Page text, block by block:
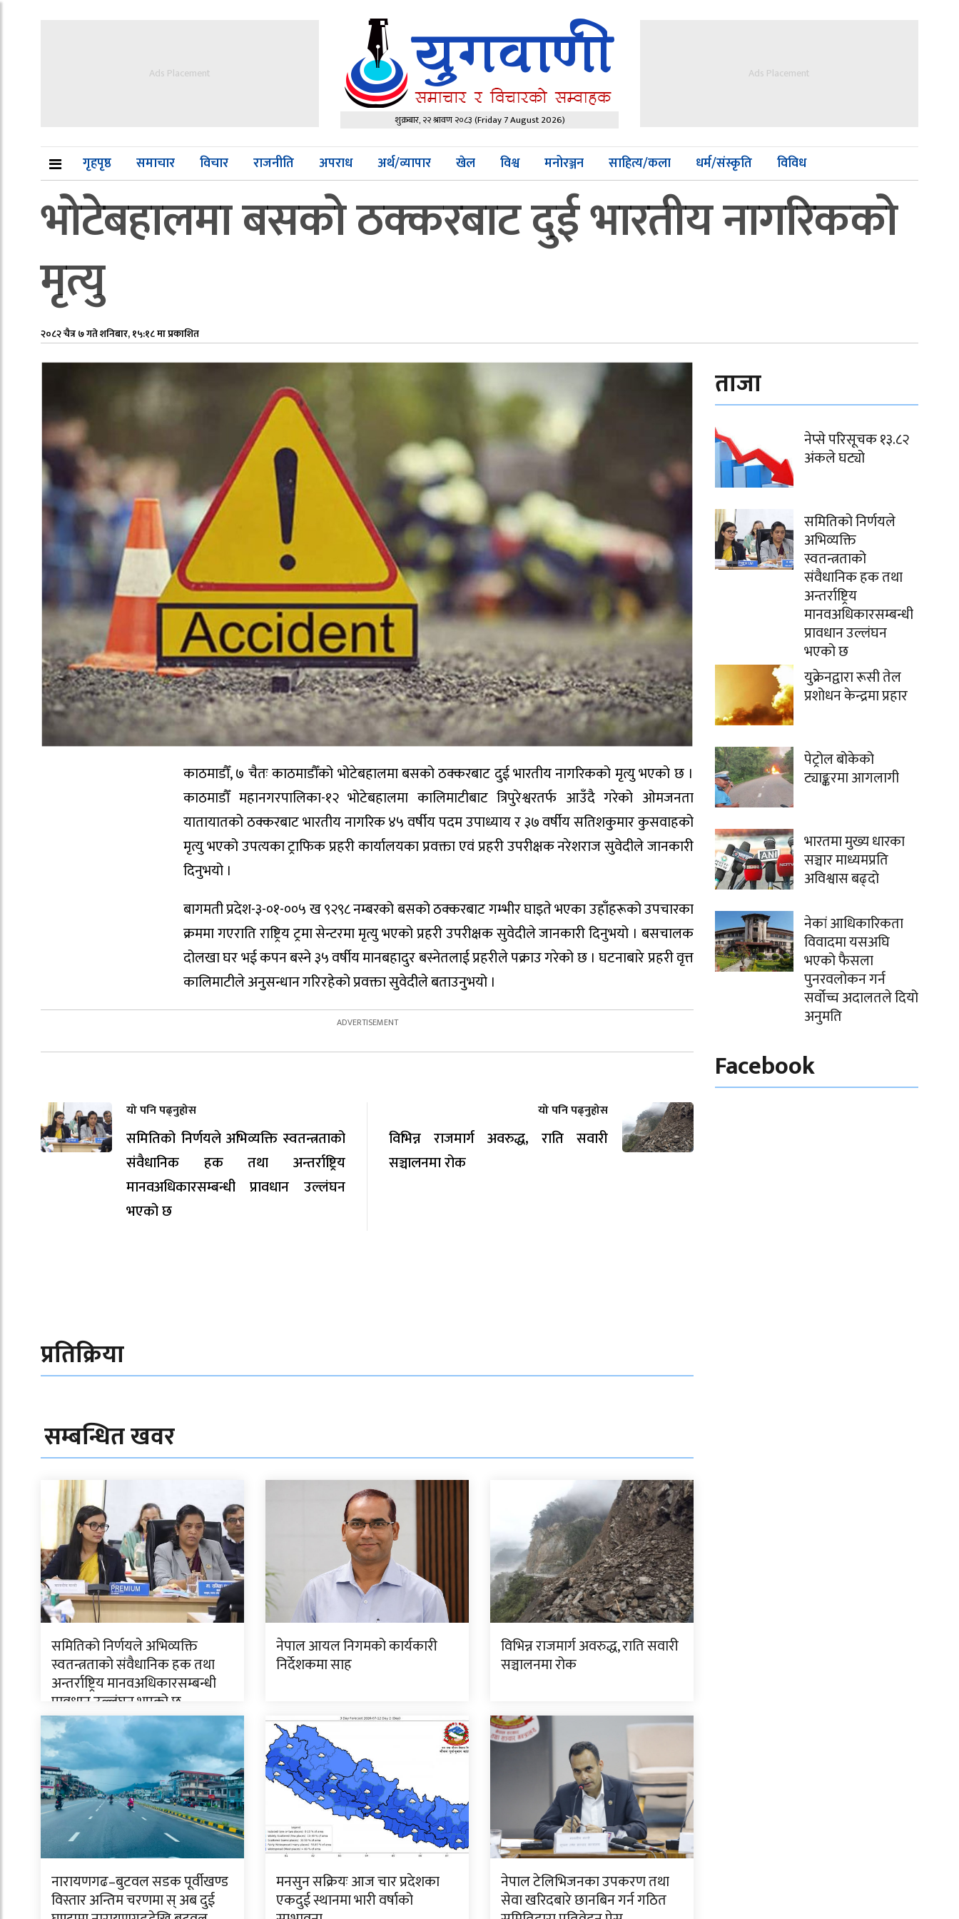
Ads Placement
शुक्रबार, २२ श्रावण २०८३(Friday 7 August 2026)
Ads Placement
गृहपृष्ठ समाचार विचार राजनीति अपराध अर्थ/व्यापार खेल विश्व मनोरञ्जन साहित्य/कला धर्म/संस्कृति विविध
भोटेबहालमा बसको ठक्करबाट दुई भारतीय नागरिकको
मृत्यु
२०८२ चैत्र ७ गते शनिबार, १५:१८ मा प्रकाशित
काठमाडौँ, ७ चैतः काठमाडौँको भोटेबहालमा बसको ठक्करबाट दुई भारतीय नागरिकको मृत्यु भएको छ ।
काठमाडौँ महानगरपालिका-१२ भोटेबहालमा कालिमाटीबाट त्रिपुरेश्वरतर्फ आउँदै गरेको ओमजनता
यातायातको ठक्करबाट भारतीय नागरिक ४५ वर्षीय पदम उपाध्याय र ३७ वर्षीय सतिशकुमार कुसवाहको
मृत्यु भएको उपत्यका ट्राफिक प्रहरी कार्यालयका प्रवक्ता एवं प्रहरी उपरीक्षक नरेशराज सुवेदीले जानकारी
दिनुभयो ।
बागमती प्रदेश-३-०१-००५ ख ९२९८ नम्बरको बसको ठक्करबाट गम्भीर घाइते भएका उहाँहरूको उपचारका
क्रममा गएराति राष्ट्रिय ट्रमा सेन्टरमा मृत्यु भएको प्रहरी उपरीक्षक सुवेदीले जानकारी दिनुभयो । बसचालक
दोलखा घर भई कपन बस्ने ३५ वर्षीय मानबहादुर बस्नेतलाई प्रहरीले पक्राउ गरेको छ । घटनाबारे प्रहरी वृत्त
कालिमाटीले अनुसन्धान गरिरहेको प्रवक्ता सुवेदीले बताउनुभयो ।
यो पनि पढ्नुहोस
समितिको निर्णयले अभिव्यक्ति स्वतन्त्रताको
संवैधानिक हक तथा अन्तर्राष्ट्रिय
मानवअधिकारसम्बन्धी प्रावधान उल्लंघन
भएको छ
यो पनि पढ्नुहोस
विभिन्न राजमार्ग अवरुद्ध, राति सवारी
सञ्चालनमा रोक
प्रतिक्रिया
सम्बन्धित खवर
समितिको निर्णयले अभिव्यक्ति
स्वतन्त्रताको संवैधानिक हक तथा
अन्तर्राष्ट्रिय मानवअधिकारसम्बन्धी
प्रावधान उल्लंघन भएको छ
नेपाल आयल निगमको कार्यकारी
निर्देशकमा साह
विभिन्न राजमार्ग अवरुद्ध, राति सवारी
सञ्चालनमा रोक
नारायणगढ–बुटवल सडक पूर्वीखण्ड
विस्तार अन्तिम चरणमा स् अब दुई
मनसुन सक्रियः आज चार प्रदेशका
एकदुई स्थानमा भारी वर्षाको
नेपाल टेलिभिजनका उपकरण तथा
सेवा खरिदबारे छानबिन गर्न गठित
ताजा
नेप्से परिसूचक १३.८२
अंकले घट्यो
समितिको निर्णयले
अभिव्यक्ति
स्वतन्त्रताको
संवैधानिक हक तथा
अन्तर्राष्ट्रिय
मानवअधिकारसम्बन्धी
प्रावधान उल्लंघन
भएको छ
युक्रेनद्वारा रूसी तेल
प्रशोधन केन्द्रमा प्रहार
पेट्रोल बोकेको
ट्याङ्करमा आगलागी
भारतमा मुख्य धारका
सञ्चार माध्यमप्रति
अविश्वास बढ्दो
नेकां आधिकारिकता
विवादमा यसअघि
भएको फैसला
पुनरवलोकन गर्न
सर्वोच्च अदालतले दियो
अनुमति
Facebook